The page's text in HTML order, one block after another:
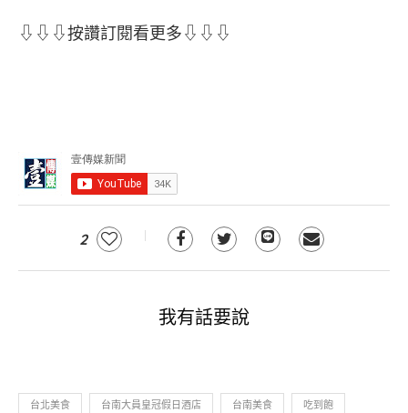
⇩⇩⇩按讚訂閱看更多⇩⇩⇩
2
我有話要說
台北美食 台南大員皇冠假日酒店 台南美食 吃到飽